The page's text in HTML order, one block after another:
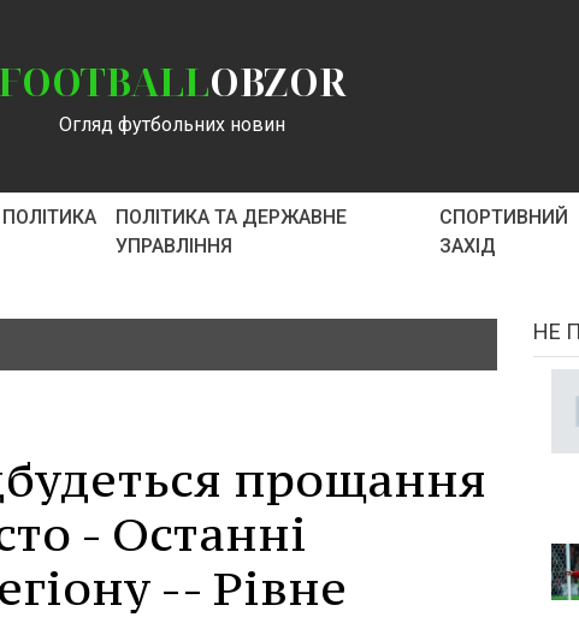
FOOTBALLOBZOR
Огляд футбольних новин
ПОЛІТИКА
ПОЛІТИКА ТА ДЕРЖАВНЕ
УПРАВЛІННЯ
СПОРТИВНИЙ
ЗАХІД
прощання
- Останні
-- Рівне
НЕ